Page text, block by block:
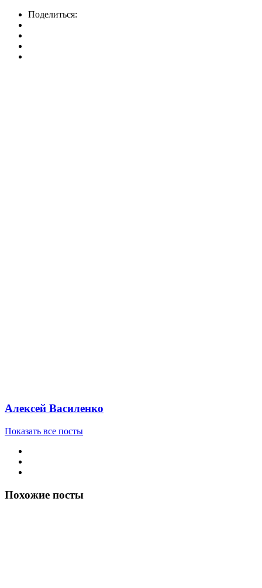
Поделиться:
Алексей Василенко
Показать все посты
Похожие посты